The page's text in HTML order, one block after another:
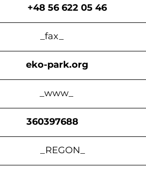
+48 56 622 05 46
_fax_
eko-park.org
_www_
360397688
_REGON_